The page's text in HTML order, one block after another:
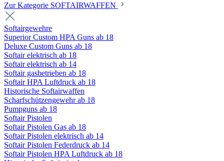
Zur Kategorie SOFTAIRWAFFEN
Softairgewehre
Superior Custom HPA Guns ab 18
Deluxe Custom Guns ab 18
Softair elektrisch ab 18
Softair elektrisch ab 14
Softair gasbetrieben ab 18
Softair HPA Luftdruck ab 18
Historische Softairwaffen
Scharfschützengewehr ab 18
Pumpguns ab 18
Softair Pistolen
Softair Pistolen Gas ab 18
Softair Pistolen elektrisch ab 14
Softair Pistolen Federdruck ab 14
Softair Pistolen HPA Luftdruck ab 18